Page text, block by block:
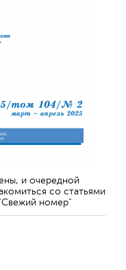
и очередной
со статьями
номер"